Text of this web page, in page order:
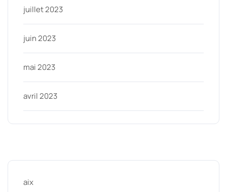
juillet 2023
juin 2023
mai 2023
avril 2023
aix